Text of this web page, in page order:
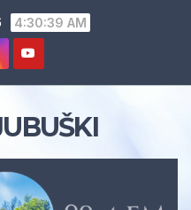
4:30:40 AM